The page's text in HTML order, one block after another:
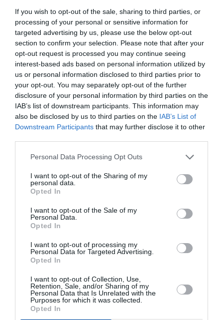
If you wish to opt-out of the sale, sharing to third parties, or
processing of your personal or sensitive information for
targeted advertising by us, please use the below opt-out
section to confirm your selection. Please note that after your
opt-out request is processed you may continue seeing
interest-based ads based on personal information utilized by
us or personal information disclosed to third parties prior to
your opt-out. You may separately opt-out of the further
disclosure of your personal information by third parties on the
IAB’s list of downstream participants. This information may
also be disclosed by us to third parties on the IAB’s List of
Downstream Participants that may further disclose it to other
Personal Data Processing Opt Outs
I want to opt-out of the Sharing of my
personal data.
Opted In
I want to opt-out of the Sale of my
Personal Data.
Opted In
I want to opt-out of processing my
Personal Data for Targeted Advertising.
Opted In
I want to opt-out of Collection, Use,
Retention, Sale, and/or Sharing of my
Personal Data that Is Unrelated with the
Purposes for which it was collected.
Opted In
εμφανίζεται εγκαταλελειμμένο, με αποξηλωμένα τα
περισσότερα εξωτερικά κουφώματα και εμφανή
σημάδια πιθανών βανδαλισμών.
Η τιμή πρώτης προσφοράς έχει καθοριστεί σε 262.000
ευρώ.
Το παλιό ορυζοεργοστάσιο
Στον πλειστηριασμό περιλαμβάνεται ακόμη οικόπεδο
στη θέση «Παλαιά Βρύση» Μεσσήνης, το οποίο
σύμφωνα με το Κτηματολόγιο έχει έκταση 1.607 τ.μ.
Εντός του βρίσκεται πέτρινο διώροφο κτίσμα που
χρησιμοποιούνταν ως ορυζοεργοστάσιο,
κατασκευασμένο την περίοδο 1950-1955.
Το ισόγειο έχει επιφάνεια 544,25 τ.μ., ενώ ο πρώτος
όροφος 197,69 τ.μ. Η έκθεση εκτίμησης αναφέρει ότι το
κτήριο είναι εγκαταλελειμμένο και απαιτεί
Η τιμή πρώτης προσφοράς ορίζεται στα 155.000 ευρώ.
Οι τιμές πρώτης προσφοράς για τα πέντε ακίνητα
διαμορφώνονται συνολικά σε περίπου 4,287 εκατ.
ευρώ, με το μεγαλύτερο μέρος της αξίας να αφορά